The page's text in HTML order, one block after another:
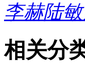
李赫陆
相关分